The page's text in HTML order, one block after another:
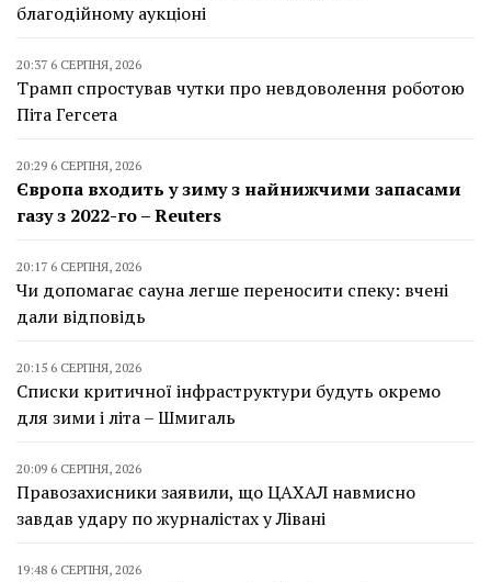
благодійному аукціоні
20:37 6 СЕРПНЯ, 2026
Трамп спростував чутки про невдоволення роботою
Піта Гегсета
20:29 6 СЕРПНЯ, 2026
Європа входить у зиму з найнижчими запасами
газу з 2022-го – Reuters
20:17 6 СЕРПНЯ, 2026
Чи допомагає сауна легше переносити спеку: вчені
дали відповідь
20:15 6 СЕРПНЯ, 2026
Списки критичної інфраструктури будуть окремо
для зими і літа – Шмигаль
20:09 6 СЕРПНЯ, 2026
Правозахисники заявили, що ЦАХАЛ навмисно
завдав удару по журналістах у Лівані
19:48 6 СЕРПНЯ, 2026